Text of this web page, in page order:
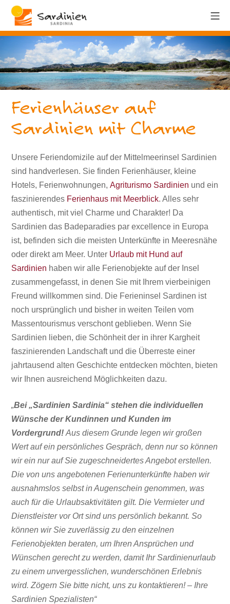
Ferienhäuser auf
Sardinien mit Charme
Unsere Feriendomizile auf der Mittelmeerinsel Sardinien
sind handverlesen. Sie finden Ferienhäuser, kleine
Hotels, Ferienwohnungen,Agriturismo Sardinien und ein
faszinierendes Ferienhaus mit Meerblick. Alles sehr
authentisch, mit viel Charme und Charakter! Da
Sardinien das Badeparadies par excellence in Europa
ist, befinden sich die meisten Unterkünfte in Meeresnähe
oder direkt am Meer. Unter Urlaub mit Hund auf
Sardinien haben wir alle Ferienobjekte auf der Insel
zusammengefasst, in denen Sie mit Ihrem vierbeinigen
Freund willkommen sind. Die Ferieninsel Sardinen ist
noch ursprünglich und bisher in weiten Teilen vom
Massentourismusverschont geblieben. Wenn Sie
Sardinien lieben, die Schönheit der in ihrer Kargheit
faszinierenden Landschaft und die Überreste einer
jahrtausend alten Geschichte entdecken möchten, bieten
wir Ihnen ausreichend Möglichkeiten dazu.
„Bei „Sardinien Sardinia“ stehen die individuellen
Wünsche der Kundinnen und Kunden im
Vordergrund! Aus diesem Grunde legen wir großen
Wert auf ein persönliches Gespräch, denn nur so können
wir ein nur auf Sie zugeschneidertes Angebot erstellen.
Die von uns angebotenen Ferienunterkünfte haben wir
ausnahmslos selbst in Augenschein genommen, was
auch für die Urlaubsaktivitäten gilt. Die Vermieter und
Dienstleister vor Ort sind uns persönlich bekannt. So
können wir Sie zuverlässig zu den einzelnen
Ferienobjekten beraten, um Ihren Ansprüchen und
Wünschen gerecht zu werden, damit Ihr Sardinienurlaub
zu einem unvergesslichen, wunderschönen Erlebnis
wird. Zögern Sie bitte nicht, uns zu kontaktieren! – Ihre
Sardinien Spezialisten“